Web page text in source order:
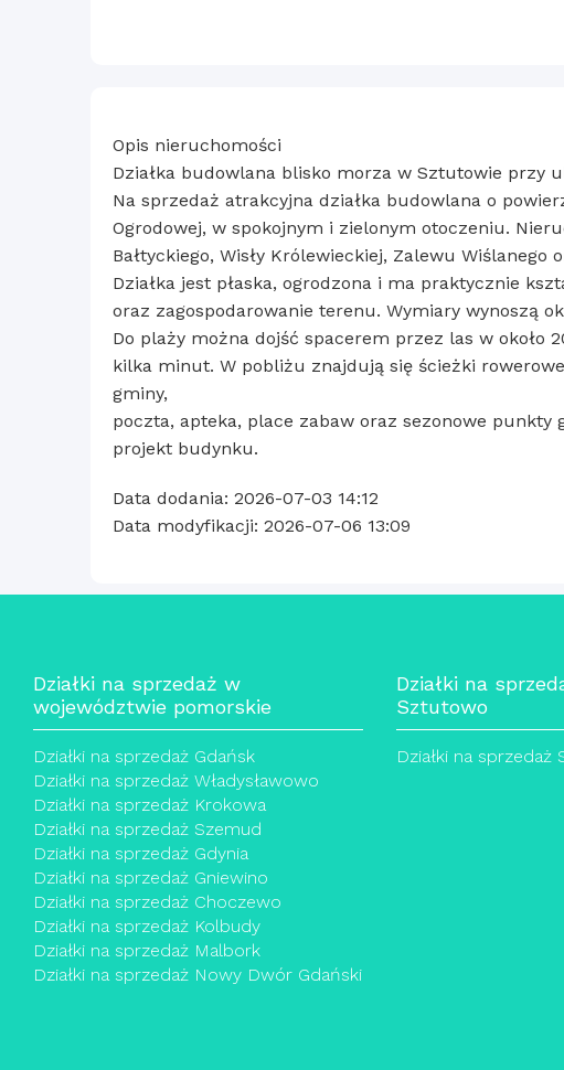
Opis nieruchomości
Działka budowlana blisko morza w Sztutowie przy
Na sprzedaż atrakcyjna działka budowlana o
Ogrodowej, w spokojnym i zielonym otoczeniu.
Bałtyckiego, Wisły Królewieckiej, Zalewu Wiślanego
Działka jest płaska, ogrodzona i ma praktycznie
oraz zagospodarowanie terenu. Wymiary wynoszą
Do plaży można dojść spacerem przez las w
kilka minut. W pobliżu znajdują się ścieżki
gminy,
poczta, apteka, place zabaw oraz sezonowe punkty
projekt budynku.
Data dodania: 2026-07-03 14:12
Data modyfikacji: 2026-07-06 13:09
Działki na sprzedaż w
województwie pomorskie
Działki na sprzedaż Gdańsk
Działki na sprzedaż Władysławowo
Działki na sprzedaż Krokowa
Działki na sprzedaż Szemud
Działki na sprzedaż Gdynia
Działki na sprzedaż Gniewino
Działki na sprzedaż Choczewo
Działki na sprzedaż Kolbudy
Działki na sprzedaż Malbork
Działki na sprzedaż Nowy Dwór Gdański
Działki na
Sztutowo
Działki na